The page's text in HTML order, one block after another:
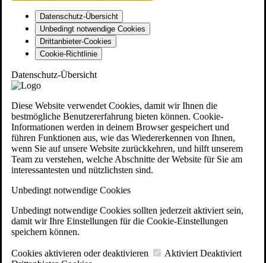
Datenschutz-Übersicht
Unbedingt notwendige Cookies
Drittanbieter-Cookies
Cookie-Richtlinie
Datenschutz-Übersicht
Diese Website verwendet Cookies, damit wir Ihnen die
bestmögliche Benutzererfahrung bieten können. Cookie-
Informationen werden in deinem Browser gespeichert und
führen Funktionen aus, wie das Wiedererkennen von Ihnen,
wenn Sie auf unsere Website zurückkehren, und hilft unserem
Team zu verstehen, welche Abschnitte der Website für Sie am
interessantesten und nützlichsten sind.
Unbedingt notwendige Cookies
Unbedingt notwendige Cookies sollten jederzeit aktiviert sein,
damit wir Ihre Einstellungen für die Cookie-Einstellungen
speichern können.
Cookies aktivieren oder deaktivieren Aktiviert Deaktiviert